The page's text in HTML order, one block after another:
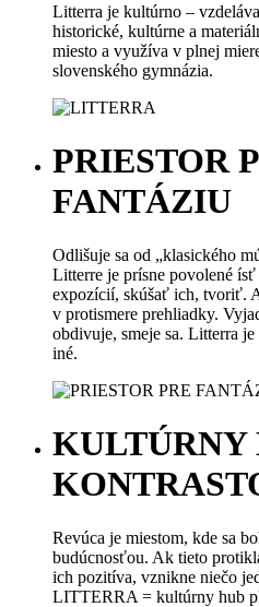
Litterra je kultúrno –
historické, kultúrne a
miesto a využíva v plnej
slovenského gymnázia.
PRIESTOR
FANTÁZIU
Odlišuje sa od „klasického
Litterre je prísne povolené
expozícií, skúšať ich, tvoriť.
v protismere prehliadky.
obdivuje, smeje sa. Litterra
iné.
KULTÚRNY
Revúca je miestom, kde sa
budúcnosťou. Ak tieto
ich pozitíva, vznikne niečo
LITTERRA = kultúrny hub